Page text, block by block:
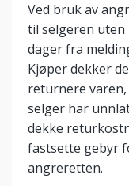
Ved bruk av
til selgeren uten
dager fra
Kjøper dekker
returnere
selger har
dekke
fastsette gebyr
angreretten.